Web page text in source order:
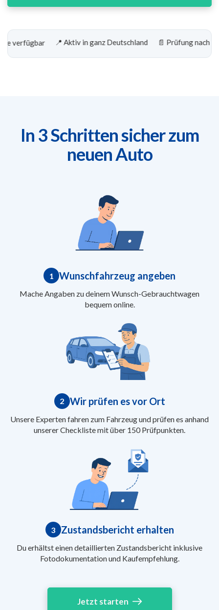
📍 Aktiv in ganz Deutschland 📄 Prüfung nach TÜV-
In 3 Schritten sicher zum
neuen Auto
1 Wunschfahrzeug angeben
Mache Angaben zu deinem Wunsch-Gebrauchtwagen
bequem online.
2 Wir prüfen es vor Ort
Unsere Experten fahren zum Fahrzeug und prüfen es anhand
unserer Checkliste mit über 150 Prüfpunkten.
3 Zustandsbericht erhalten
Du erhältst einen detaillierten Zustandsbericht inklusive
Fotodokumentation und Kaufempfehlung.
Jetzt starten